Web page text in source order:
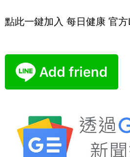
點此一鍵加入 每日健康 官